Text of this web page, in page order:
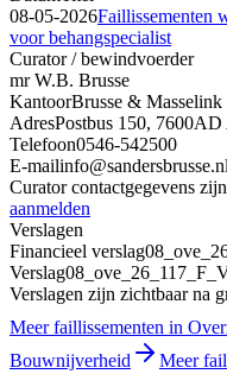
08-05-2026Faillissementen
voor behangspecialist
Curator / bewindvoerder
mr W.B. Brusse
KantoorBrusse & Masselink
AdresPostbus 150,
Telefoon0546-542500
E-mailinfo@sandersbrusse.nl
Curator contactgegevens
aanmelden
Verslagen
Financieel verslag
Verslag
Verslagen zijn zichtbaar na
Meer faillissementen in
Bouwnijverheid
Meer